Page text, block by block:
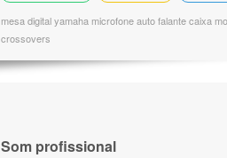
mesa digital yamaha microfone auto falante caixa
crossovers
Som profissional